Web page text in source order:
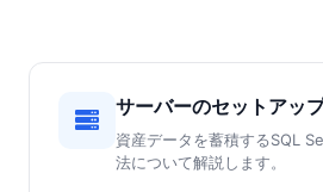
サーバーのセットアッ
資産データを蓄積するSQL
法について解説します。